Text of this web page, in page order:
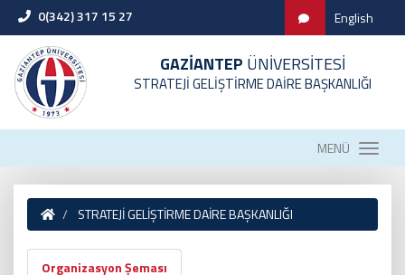
0(342) 317 15 27 English
GAZİANTEP ÜNİVERSİTESİ
STRATEJİ GELİŞTİRME DAİRE BAŞKANLIĞI
MENÜ
STRATEJİ GELİŞTİRME DAİRE BAŞKANLIĞI
Organizasyon Şeması